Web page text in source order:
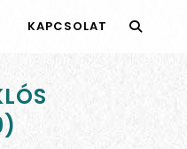
KAPCSOLAT